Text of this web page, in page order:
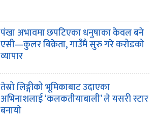
पंखा अभावमा छपटिएका धनुषाका केवल बने
एसी—कुलर बिक्रेता, गाउँमै सुरु गरे करोडको
व्यापार
तेस्रो लिङ्गीको भूमिकाबाट उदाएका
अभिनाशलाई ‘कलकतीयाबाली’ ले यसरी स्टार
बनायो